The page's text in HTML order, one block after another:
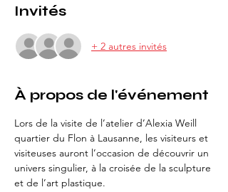
Invités
+ 2 autres invités
À propos de l'événement
Lors de la visite de l’atelier d’Alexia Weill
quartier du Flon à Lausanne, les visiteurs et
visiteuses auront l’occasion de découvrir un
univers singulier, à la croisée de la sculpture
et de l’art plastique.